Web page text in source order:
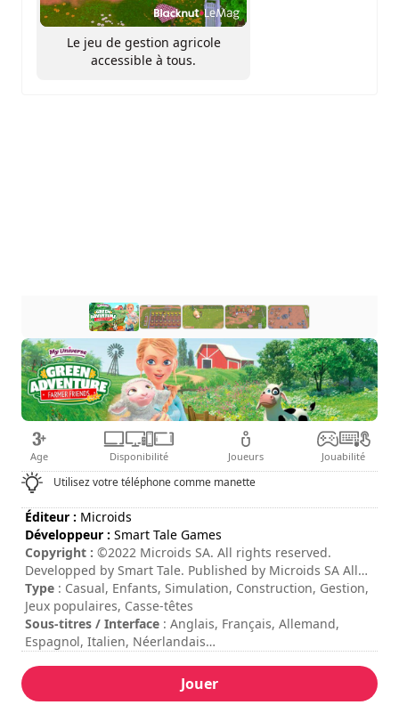
Le jeu de gestion agricole
accessible à tous.
Age Disponibilité Joueurs Jouabilité
Utilisez votre téléphone comme manette
Éditeur : Microids
Développeur : Smart Tale Games
Copyright : ©2022 Microids SA. All rights reserved.
Developped by Smart Tale. Published by Microids SA All
rights reserved.
Type : Casual, Enfants, Simulation, Construction, Gestion,
Jeux populaires, Casse-têtes
Sous-titres / Interface : Anglais, Français, Allemand,
Espagnol, Italien, Néerlandais
Durée totale
Difficulté
Jouer